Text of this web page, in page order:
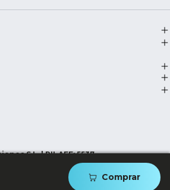
Comprar
S.L. | RII-AEE: 5537